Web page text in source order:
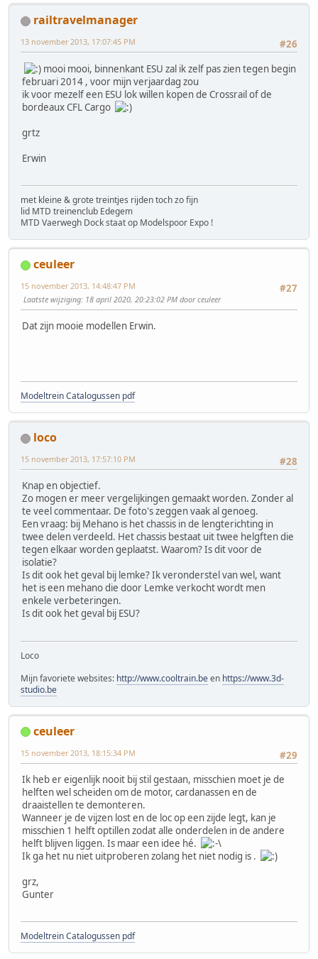
railtravelmanager
#26
13 november 2013, 17:07:45 PM
mooi mooi, binnenkant ESU zal ik zelf pas zien tegen begin
februari 2014 , voor mijn verjaardag zou
ik voor mezelf een ESU lok willen kopen de Crossrail of de
bordeaux CFL Cargo
grtz
Erwin
met kleine & grote treintjes rijden toch zo fijn
lid MTD treinenclub Edegem
MTD Vaerwegh Dock staat op Modelspoor Expo !
ceuleer
#27
15 november 2013, 14:48:47 PM
Laatste wijziging: 18 april 2020, 20:23:02 PM door ceuleer
Dat zijn mooie modellen Erwin.
Modeltrein Catalogussen pdf
loco
#28
15 november 2013, 17:57:10 PM
Knap en objectief.
Zo mogen er meer vergelijkingen gemaakt worden. Zonder al
te veel commentaar. De foto's zeggen vaak al genoeg.
Een vraag: bij Mehano is het chassis in de lengterichting in
twee delen verdeeld. Het chassis bestaat uit twee helgften die
tegen elkaar worden geplaatst. Waarom? Is dit voor de
isolatie?
Is dit ook het geval bij lemke? Ik veronderstel van wel, want
het is een mehano die door Lemke verkocht wordt men
enkele verbeteringen.
Is dit ook het geval bij ESU?
Loco
Mijn favoriete websites: http://www.cooltrain.been https://www.3d-
studio.be
ceuleer
#29
15 november 2013, 18:15:34 PM
Ik heb er eigenlijk nooit bij stil gestaan, misschien moet je de
helften wel scheiden om de motor, cardanassen en de
draaistellen te demonteren.
Wanneer je de vijzen lost en de loc op een zijde legt, kan je
misschien 1 helft optillen zodat alle onderdelen in de andere
helft blijven liggen. Is maar een idee hé.
Ik ga het nu niet uitproberen zolang het niet nodig is .
grz,
Gunter
Modeltrein Catalogussen pdf